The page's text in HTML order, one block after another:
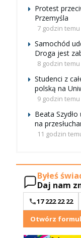
Protest
Przemyśla
7 godzin temu
Samochód
Droga jest
8 godzin temu
Studenci z
polską na
9 godzin temu
Beata
na
11 godzin
Byłeś
Daj nam
17 222 22 22
Otwórz